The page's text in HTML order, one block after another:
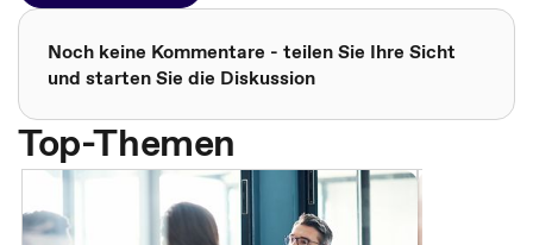
Noch keine Kommentare - teilen Sie Ihre Sicht
und starten Sie die Diskussion
Top-Themen